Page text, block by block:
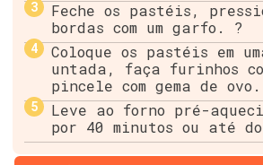
Feche os pastéis,
bordas com um garfo. ?
Coloque os pastéis em
untada, faça furinhos
pincele com gema de
Leve ao forno pré-
por 40 minutos ou até